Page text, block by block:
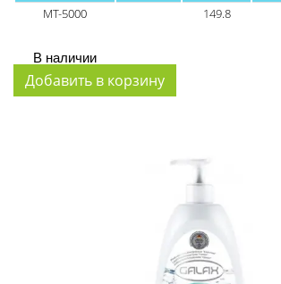
МТ-5000
149.8
В наличии